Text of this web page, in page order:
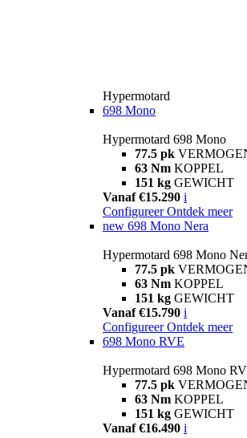
Hypermotard
698 Mono
Hypermotard 698 Mono
77.5 pk
63 Nm KOPPEL
151 kg GEWICHT
Vanaf €15.290 i
Configureer Ontdek meer
new 698 Mono Nera
Hypermotard 698 Mono
77.5 pk
63 Nm KOPPEL
151 kg GEWICHT
Vanaf €15.790 i
Configureer Ontdek meer
698 Mono RVE
Hypermotard 698 Mono
77.5 pk
63 Nm KOPPEL
151 kg GEWICHT
Vanaf €16.490 i